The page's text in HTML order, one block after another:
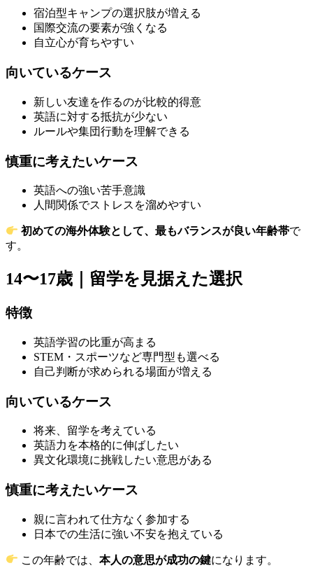
宿泊型キャンプの選択肢が増える
国際交流の要素が強くなる
自立心が育ちやすい
向いているケース
新しい友達を作るのが比較的得意
英語に対する抵抗が少ない
ルールや集団行動を理解できる
慎重に考えたいケース
英語への強い苦手意識
人間関係でストレスを溜めやすい
初めての海外体験として、最もバランスが良い年齢帯で
す。
14〜17歳｜留学を見据えた選択
特徴
英語学習の比重が高まる
STEM・スポーツなど専門型も選べる
自己判断が求められる場面が増える
向いているケース
将来、留学を考えている
英語力を本格的に伸ばしたい
異文化環境に挑戦したい意思がある
慎重に考えたいケース
親に言われて仕方なく参加する
日本での生活に強い不安を抱えている
この年齢では、本人の意思が成功の鍵になります。